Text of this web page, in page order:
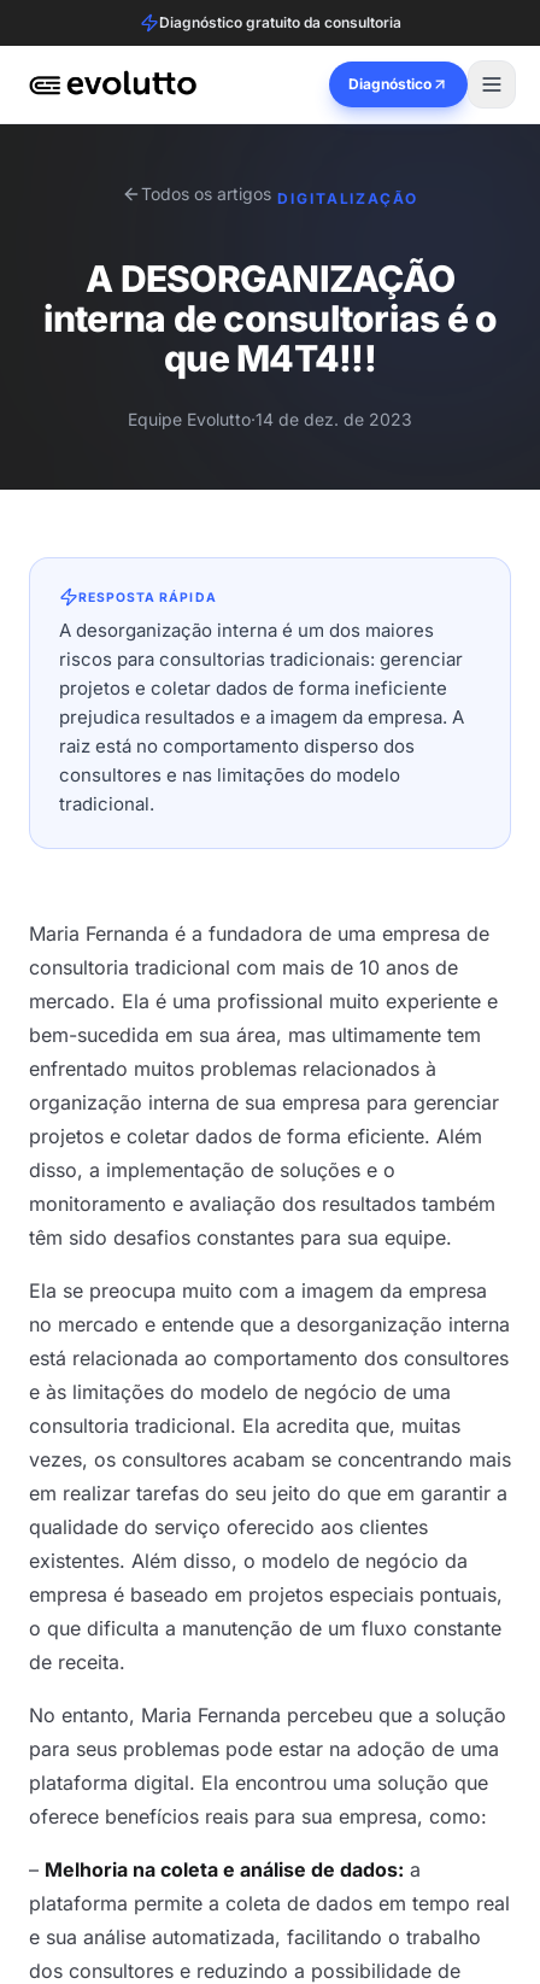
Diagnóstico gratuito da consultoria
Diagnóstico
Todos os artigos DIGITALIZAÇÃO
A DESORGANIZAÇÃO
interna de consultorias é o
que M4T4!!!
Equipe Evolutto·14 de dez. de 2023
RESPOSTA RÁPIDA
A desorganização interna é um dos maiores
riscos para consultorias tradicionais: gerenciar
projetos e coletar dados de forma ineficiente
prejudica resultados e a imagem da empresa. A
raiz está no comportamento disperso dos
consultores e nas limitações do modelo
tradicional.
Maria Fernanda é a fundadora de uma empresa de
consultoria tradicional com mais de 10 anos de
mercado. Ela é uma profissional muito experiente e
bem-sucedida em sua área, mas ultimamente tem
enfrentado muitos problemas relacionados à
organização interna de sua empresa para gerenciar
projetos e coletar dados de forma eficiente. Além
disso, a implementação de soluções e o
monitoramento e avaliação dos resultados também
têm sido desafios constantes para sua equipe.
Ela se preocupa muito com a imagem da empresa
no mercado e entende que a desorganização interna
está relacionada ao comportamento dos consultores
e às limitações do modelo de negócio de uma
consultoria tradicional. Ela acredita que, muitas
vezes, os consultores acabam se concentrando mais
em realizar tarefas do seu jeito do que em garantir a
qualidade do serviço oferecido aos clientes
existentes. Além disso, o modelo de negócio da
empresa é baseado em projetos especiais pontuais,
o que dificulta a manutenção de um fluxo constante
de receita.
No entanto, Maria Fernanda percebeu que a solução
para seus problemas pode estar na adoção de uma
plataforma digital. Ela encontrou uma solução que
oferece benefícios reais para sua empresa, como:
– Melhoria na coleta e análise de dados: a
plataforma permite a coleta de dados em tempo real
e sua análise automatizada, facilitando o trabalho
dos consultores e reduzindo a possibilidade de